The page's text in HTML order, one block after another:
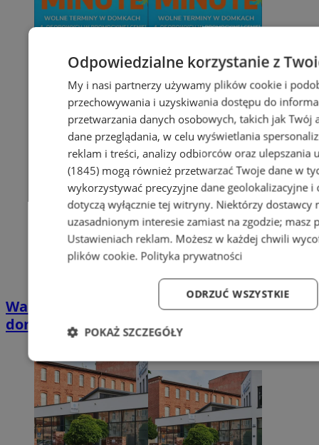
Wakacyjny wypoczynek nad Bałtykiem w
domkach Szmaragdowe Morze
Odpowiedzialne korzystanie z
My i nasi partnerzy używamy plików cookie i
przechowywania i uzyskiwania dostępu do
przetwarzania danych osobowych, takich jak
dane przeglądania, w celu wyświetlania
reklam i treści, analizy odbiorców oraz ulepszania
(1845)mogą również przetwarzać Twoje dane w
wykorzystywać precyzyjne dane geolokalizacyjne
dotyczą wyłącznie tej witryny. Niektórzy dostawcy
uzasadnionym interesie zamiast na zgodzie; masz
Ustawieniach reklam. Możesz w każdej chwili
plików cookie. Polityka prywatności
ODRZUĆ WSZYSTKIE
POKAŻ SZCZEGÓŁY
Niezbędne Wydajność Targetowanie